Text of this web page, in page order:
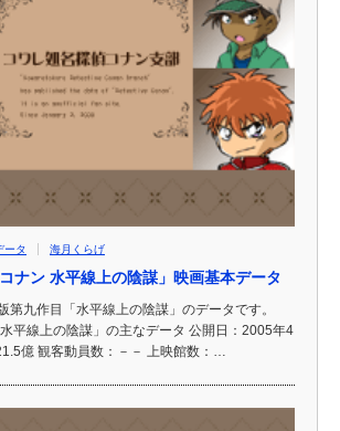
ータ 海月くらげ
ナン 水平線上の陰謀」映画基本データ
第九作目「水平線上の陰謀」のデータです。
平線上の陰謀」の主なデータ 公開日：2005年4
億 観客動員数：－－ 上映館数：…